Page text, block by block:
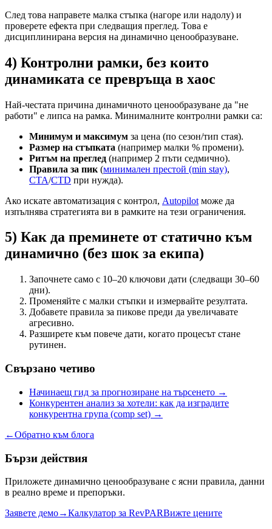
След това направете малка стъпка (нагоре или надолу) и
проверете ефекта при следващия преглед. Това е
дисциплинирана версия на динамично ценообразуване.
4) Контролни рамки, без които
динамиката се превръща в хаос
Най-честата причина динамичното ценообразуване да "не
работи" е липса на рамка. Минималните контролни рамки са:
Минимум и максимум за цена (по сезон/тип стая).
Размер на стъпката (например малки % промени).
Ритъм на преглед (например 2 пъти седмично).
Правила за пик (минимален престой (min stay),
CTA/CTD при нужда).
Ако искате автоматизация с контрол, Autopilot може да
изпълнява стратегията ви в рамките на тези ограничения.
5) Как да преминете от статично към
динамично (без шок за екипа)
Започнете само с 10–20 ключови дати (следващи 30–60
дни).
Променяйте с малки стъпки и измервайте резултата.
Добавете правила за пикове преди да увеличавате
агресивно.
Разширете към повече дати, когато процесът стане
рутинен.
Свързано четиво
Начинаещ гид за прогнозиране на търсенето →
Конкурентен анализ за хотели: как да изградите
конкурентна група (comp set) →
←Обратно към блога
Бързи действия
Приложете динамично ценообразуване с ясни правила, данни
в реално време и препоръки.
Заявете демо→Калкулатор за RevPARВижте цените